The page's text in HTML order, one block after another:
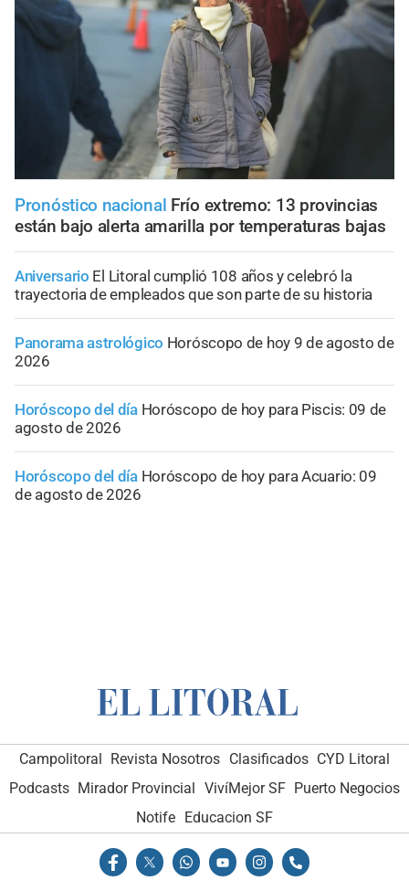
Pronóstico nacional Frío extremo: 13 provincias
están bajo alerta amarilla por temperaturas bajas
Aniversario El Litoral cumplió 108 años y celebró la
trayectoria de empleados que son parte de su historia
Panorama astrológico Horóscopo de hoy 9 de agosto de
2026
Horóscopo del día Horóscopo de hoy para Piscis: 09 de
agosto de 2026
Horóscopo del día Horóscopo de hoy para Acuario: 09
de agosto de 2026
Campolitoral Revista Nosotros Clasificados CYD Litoral
Podcasts Mirador Provincial VivíMejor SF Puerto Negocios
Notife
Educacion SF